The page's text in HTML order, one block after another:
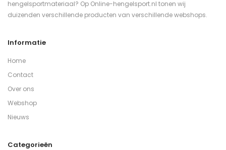
hengelsportmateriaal? Op Online-hengelsport.nl tonen wij
duizenden verschillende producten van verschillende webshops.
Informatie
Home
Contact
Over ons
Webshop
Nieuws
Categorieën